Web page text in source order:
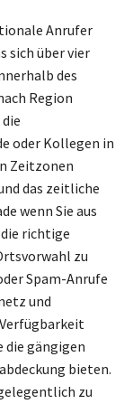
Anrufer
sich über vier
des
Region
oder Kollegen in
Zeitzonen
das zeitliche
wenn Sie aus
richtige
zu
Spam-Anrufe
und
die gängigen
bieten.
zu